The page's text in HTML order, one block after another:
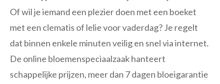
Of wil je iemand een plezier doen met een boeket
met een clematis of lelie voor vaderdag? Je regelt
dat binnen enkele minuten veilig en snel via internet.
De online bloemenspeciaalzaak hanteert
schappelijke prijzen, meer dan 7 dagen bloeigarantie